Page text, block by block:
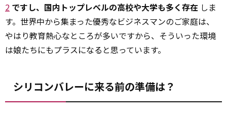
2 ですし、国内トップレベルの高校や大学も多く存在 しま
す。世界中から集まった優秀なビジネスマンのご家庭は、
やはり教育熱心なところが多いですから、そういった環境
は娘たちにもプラスになると思っています。
シリコンバレーに来る前の準備は？